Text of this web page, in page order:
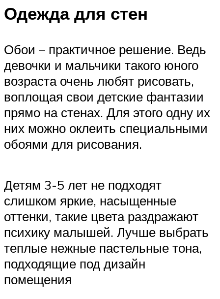
Одежда для стен
Обои – практичное решение. Ведь
девочки и мальчики такого юного
возраста очень любят рисовать,
воплощая свои детские фантазии
прямо на стенах. Для этого одну их
них можно оклеить специальными
обоями для рисования.
Детям 3-5 лет не подходят
слишком яркие, насыщенные
оттенки, такие цвета раздражают
психику малышей. Лучше выбрать
теплые нежные пастельные тона,
подходящие под дизайн
помещения